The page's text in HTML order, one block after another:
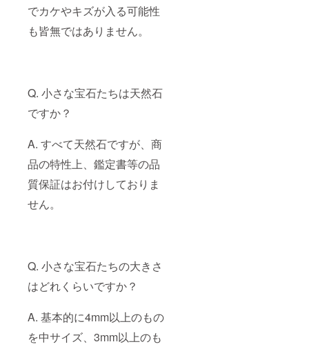
でカケやキズが入る可能性
も皆無ではありません。
Q. 小さな宝石たちは天然石
ですか？
A. すべて天然石ですが、商
品の特性上、鑑定書等の品
質保証はお付けしておりま
せん。
Q. 小さな宝石たちの大きさ
はどれくらいですか？
A. 基本的に4mm以上のもの
を中サイズ、3mm以上のも